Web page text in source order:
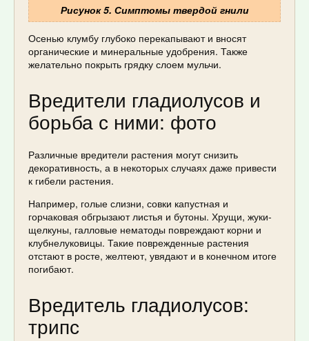
Рисунок 5. Симптомы твердой гнили
Осенью клумбу глубоко перекапывают и вносят
органические и минеральные удобрения. Также
желательно покрыть грядку слоем мульчи.
Вредители гладиолусов и
борьба с ними: фото
Различные вредители растения могут снизить
декоративность, а в некоторых случаях даже привести
к гибели растения.
Например, голые слизни, совки капустная и
горчаковая обгрызают листья и бутоны. Хрущи, жуки-
щелкуны, галловые нематоды повреждают корни и
клубнелуковицы. Такие поврежденные растения
отстают в росте, желтеют, увядают и в конечном итоге
погибают.
Вредитель гладиолусов:
трипс